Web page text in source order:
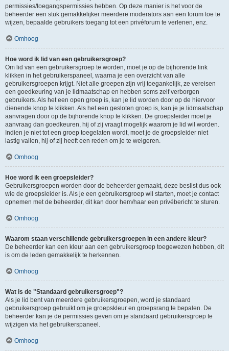
permissies/toegangspermissies hebben. Op deze manier is het voor de
beheerder een stuk gemakkelijker meerdere moderators aan een forum toe te
wijzen, bepaalde gebruikers toegang tot een privéforum te verlenen, enz.
Omhoog
Hoe word ik lid van een gebruikersgroep?
Om lid van een gebruikersgroep te worden, moet je op de bijhorende link
klikken in het gebruikerspaneel, waarna je een overzicht van alle
gebruikersgroepen krijgt. Niet alle groepen zijn vrij toegankelijk, ze vereisen
een goedkeuring van je lidmaatschap en hebben soms zelf verborgen
gebruikers. Als het een open groep is, kan je lid worden door op de hiervoor
dienende knop te klikken. Als het een gesloten groep is, kan je je lidmaatschap
aanvragen door op de bijhorende knop te klikken. De groepsleider moet je
aanvraag dan goedkeuren, hij of zij vraagt mogelijk waarom je lid wil worden.
Indien je niet tot een groep toegelaten wordt, moet je de groepsleider niet
lastig vallen, hij of zij heeft een reden om je te weigeren.
Omhoog
Hoe word ik een groepsleider?
Gebruikersgroepen worden door de beheerder gemaakt, deze beslist dus ook
wie de groepsleider is. Als je een gebruikersgroep wil starten, moet je contact
opnemen met de beheerder, dit kan door hem/haar een privébericht te sturen.
Omhoog
Waarom staan verschillende gebruikersgroepen in een andere kleur?
De beheerder kan een kleur aan een gebruikersgroep toegewezen hebben, dit
is om de leden gemakkelijk te herkennen.
Omhoog
Wat is de "Standaard gebruikersgroep"?
Als je lid bent van meerdere gebruikersgroepen, word je standaard
gebruikersgroep gebruikt om je groepskleur en groepsrang te bepalen. De
beheerder kan je de permissies geven om je standaard gebruikersgroep te
wijzigen via het gebruikerspaneel.
Omhoog